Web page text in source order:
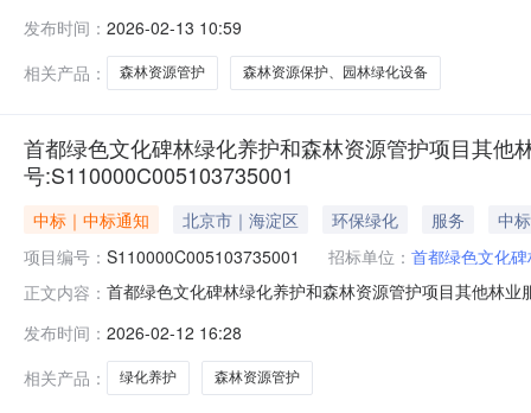
2（至）3月采购意向公开如下：序号采购项目名称采购
木林县2026年黑颈鹤自
发布时间： 2026-02-13 10:59
相关产品：
森林资源管护 森林资源保护、园林绿化设备
首都绿色文化碑林绿化养护和森林资源管护项目其
号:S110000C005103735001
中标｜中标通知 北京市｜海淀区 环保绿化 服务
中
项目编号： S110000C005103735001 招标单位： 首都绿色文化
正文内容： 首都绿色文化碑林绿化养护和森林资源管护项目其他林
633.89391万元（人民币）中标成交供应商名称、地址
院5号
发布时间： 2026-02-12 16:28
相关产品：
绿化养护 森林资源管护